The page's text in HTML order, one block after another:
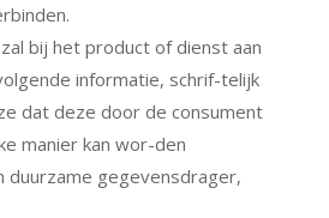
bij het product of dienst aan
informatie, schrif-telijk
dat deze door de consument
manier kan wor-den
duurzame gegevensdrager,